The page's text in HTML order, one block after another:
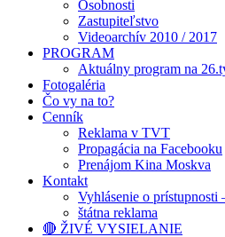
Osobnosti
Zastupiteľstvo
Videoarchív 2010 / 2017
PROGRAM
Aktuálny program na
Fotogaléria
Čo vy na to?
Cenník
Reklama v TVT
Propagácia na Facebooku
Prenájom Kina Moskva
Kontakt
Vyhlásenie o
štátna reklama
🔴 ŽIVÉ VYSIELANIE